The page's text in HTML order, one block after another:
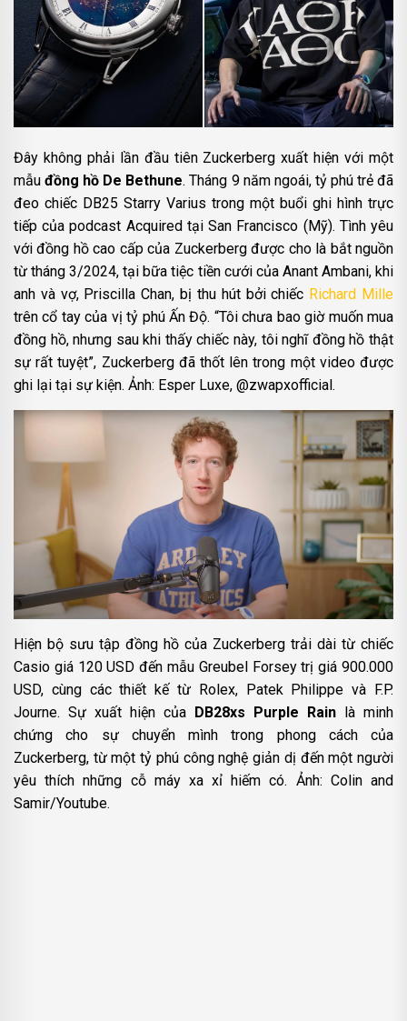
Đây không phải lần đầu tiên Zuckerberg xuất hiện với một
mẫuđồng hồ De Bethune. Tháng 9 năm ngoái, tỷ phú trẻ đã
đeo chiếc DB25 Starry Varius trong một buổi ghi hình trực
tiếp của podcast Acquired tại San Francisco (Mỹ). Tình yêu
với đồng hồ cao cấp của Zuckerberg được cho là bắt nguồn
từ tháng 3/2024, tại bữa tiệc tiền cưới của Anant Ambani, khi
anh và vợ, Priscilla Chan, bị thu hút bởi chiếc Richard Mille
trên cổ tay của vị tỷ phú Ấn Độ. “Tôi chưa bao giờ muốn mua
đồng hồ, nhưng sau khi thấy chiếc này, tôi nghĩ đồng hồ thật
sự rất tuyệt”, Zuckerberg đã thốt lên trong một video được
ghi lại tại sự kiện. Ảnh: Esper Luxe, @zwapxofficial.
Hiện bộ sưu tập đồng hồ của Zuckerberg trải dài từ chiếc
Casio giá 120 USD đến mẫu Greubel Forsey trị giá 900.000
USD, cùng các thiết kế từ Rolex, Patek Philippe và F.P.
Journe. Sự xuất hiện của
DB28xs Purple Rain là minh
chứng cho sự chuyển mình trong phong cách của
Zuckerberg, từ một tỷ phú công nghệ giản dị đến một người
yêu thích những cỗ máy xa xỉ hiếm có. Ảnh: Colin and
Samir/Youtube.